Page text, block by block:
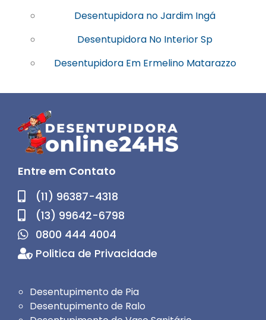
Desentupidora no Jardim Ingá
Desentupidora No Interior Sp
Desentupidora Em Ermelino Matarazzo
Entre em Contato
(11) 96387-4318
(13) 99642-6798
0800 444 4004
Politica de Privacidade
Desentupimento de Pia
Desentupimento de Ralo